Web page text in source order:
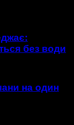
без води
на один